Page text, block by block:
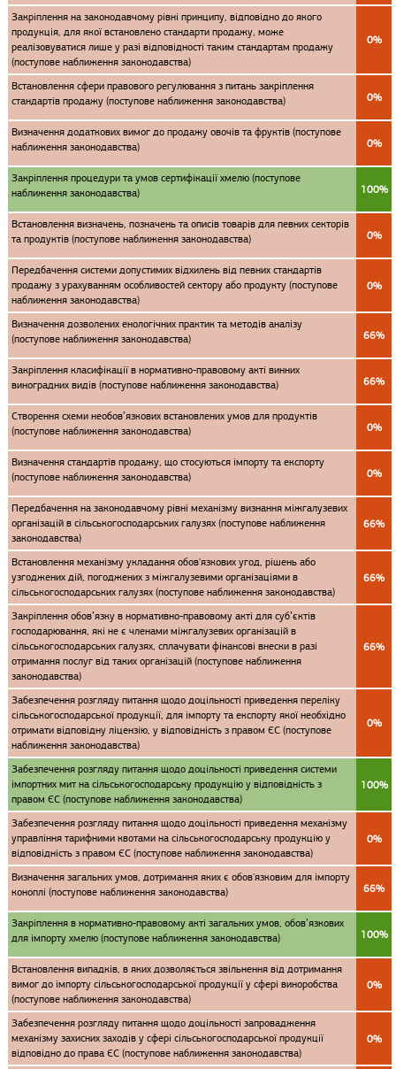
Закріплення на законодавчому рівні принципу, відповідно до якого
продукція, для якої встановлено стандарти продажу, може
реалізовуватися лише у разі відповідності таким стандартам продажу
(поступове наближення законодавства)
0%
Встановлення сфери правового регулювання з питань закріплення
стандартів продажу (поступове наближення законодавства)
0%
Визначення додаткових вимог до продажу овочів та фруктів (поступове
наближення законодавства)
0%
Закріплення процедури та умов сертифікації хмелю (поступове
наближення законодавства)
100%
Встановлення визначень, позначень та описів товарів для певних секторів
та продуктів (поступове наближення законодавства)
0%
Передбачення системи допустимих відхилень від певних стандартів
продажу з урахуванням особливостей сектору або продукту (поступове
наближення законодавства)
0%
Визначення дозволених енологічних практик та методів аналізу
(поступове наближення законодавства)
66%
Закріплення класифікації в нормативно-правовому акті винних
виноградних видів (поступове наближення законодавства)
66%
Створення схеми необов’язкових встановлених умов для продуктів
(поступове наближення законодавства)
0%
Визначення стандартів продажу, що стосуються імпорту та експорту
(поступове наближення законодавства)
0%
Передбачення на законодавчому рівні механізму визнання міжгалузевих
організацій в сільськогосподарських галузях (поступове наближення
законодавства)
66%
Встановлення механізму укладання обов'язкових угод, рішень або
узгоджених дій, погоджених з міжгалузевими організаціями в
сільськогосподарських галузях (поступове наближення законодавства)
66%
Закріплення обов’язку в нормативно-правовому акті для суб’єктів
господарювання, які не є членами міжгалузевих організацій в
сільськогосподарських галузях, сплачувати фінансові внески в разі
отримання послуг від таких організацій (поступове наближення
законодавства)
66%
Забезпечення розгляду питання щодо доцільності приведення переліку
сільськогосподарської продукції, для імпорту та експорту якої необхідно
отримати відповідну ліцензію, у відповідність з правом ЄС (поступове
наближення законодавства)
0%
Забезпечення розгляду питання щодо доцільності приведення системи
імпортних мит на сільськогосподарську продукцію у відповідність з
правом ЄС (поступове наближення законодавства)
100%
Забезпечення розгляду питання щодо доцільності приведення механізму
управління тарифними квотами на сільськогосподарську продукцію у
відповідність з правом ЄС (поступове наближення законодавства)
0%
Визначення загальних умов, дотримання яких є обов'язковим для імпорту
коноплі (поступове наближення законодавства)
66%
Закріплення в нормативно-правовому акті загальних умов, обов’язкових
для імпорту хмелю (поступове наближення законодавства)
100%
Встановлення випадків, в яких дозволяється звільнення від дотримання
вимог до імпорту сільськогосподарської продукції у сфері виноробства
(поступове наближення законодавства)
0%
Забезпечення розгляду питання щодо доцільності запровадження
механізму захисних заходів у сфері сільськогосподарської продукції
відповідно до права ЄС (поступове наближення законодавства)
0%